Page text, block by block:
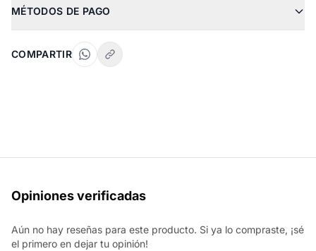
MÉTODOS DE PAGO
COMPARTIR
Opiniones verificadas
Aún no hay reseñas para este producto. Si ya lo compraste, ¡sé
el primero en dejar tu opinión!